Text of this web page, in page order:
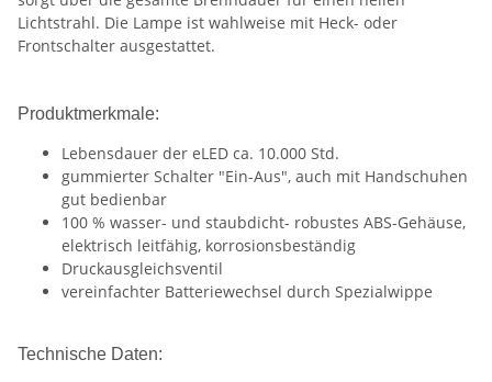
Lichtstrahl. Die Lampe ist wahlweise mit Heck- oder
Frontschalter ausgestattet.
Produktmerkmale:
Lebensdauer der eLED ca. 10.000 Std.
gummierter Schalter "Ein-Aus", auch mit Handschuhen
gut bedienbar
100 % wasser- und staubdicht- robustes ABS-Gehäuse,
elektrisch leitfähig, korrosionsbeständig
Druckausgleichsventil
vereinfachter Batteriewechsel durch Spezialwippe
Technische Daten: